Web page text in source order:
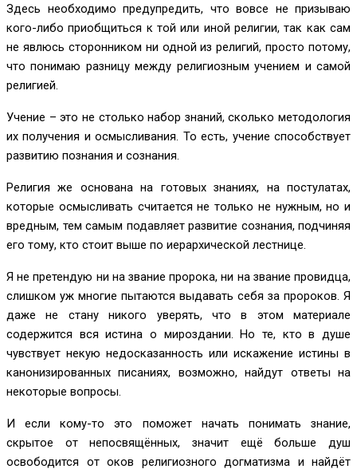
Здесь необходимо предупредить, что вовсе не призываю
кого-либо приобщиться к той или иной религии, так как сам
не явлюсь сторонником ни одной из религий, просто потому,
что понимаю разницу между религиозным учением и самой
религией.
Учение – это не столько набор знаний, сколько методология
их получения и осмысливания. То есть, учение способствует
развитию познания и сознания.
Религия же основана на готовых знаниях, на постулатах,
которые осмысливать считается не только не нужным, но и
вредным, тем самым подавляет развитие сознания, подчиняя
его тому, кто стоит выше по иерархической лестнице.
Я не претендую ни на звание пророка, ни на звание провидца,
слишком уж многие пытаются выдавать себя за пророков. Я
даже не стану никого уверять, что в этом материале
содержится вся истина о мироздании. Но те, кто в душе
чувствует некую недосказанность или искажение истины в
канонизированных писаниях, возможно, найдут ответы на
некоторые вопросы.
И если кому-то это поможет начать понимать знание,
скрытое от непосвящённых, значит ещё больше душ
освободится от оков религиозного догматизма и найдёт